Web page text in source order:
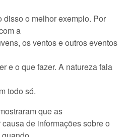
o melhor exemplo. Por
a
os ventos e outros eventos
e o que fazer. A natureza fala
todo só.
que as
de informações sobre o